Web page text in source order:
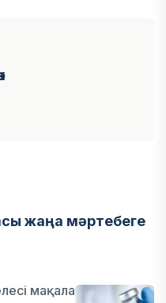
жаңа мәртебеге
мақала